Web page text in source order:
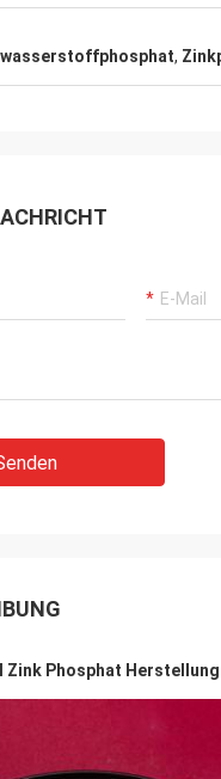
,
Zink Phosphat